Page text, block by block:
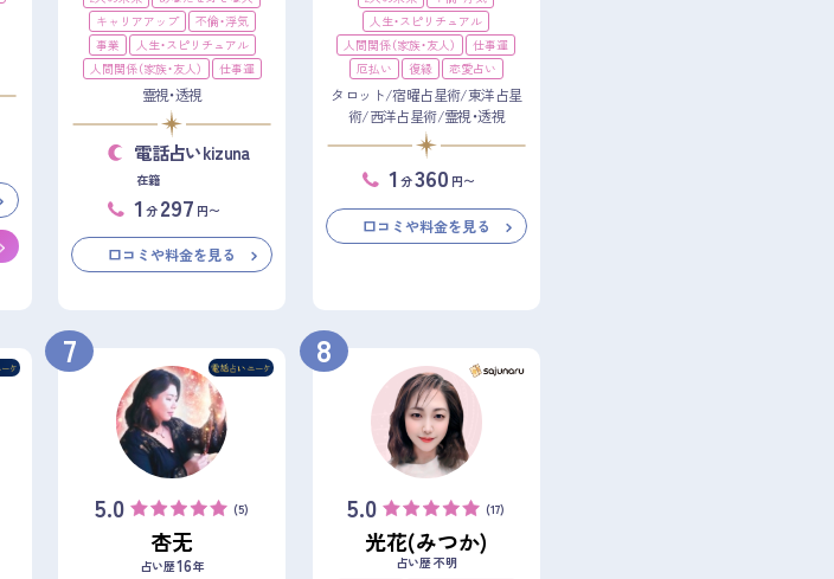
キャリアアップ
不倫・浮気
事業
人生・スピリチュアル
人間関係（家族・友人）
仕事運
霊視・透視
電話占いkizuna
在籍
1 分 297 円〜
口コミや料金を見る
人生・スピリチュアル
人間関係（家族・友人）
仕事運
厄払い
復縁 恋愛占い
タロット/宿曜占星術/東洋占星
術/西洋占星術/霊視・透視
1 分360 円〜
口コミや料金を見る
7
5.0 (5)
杏无
占い歴16年
8
5.0 (17)
光花(みつか)
占い歴 不明